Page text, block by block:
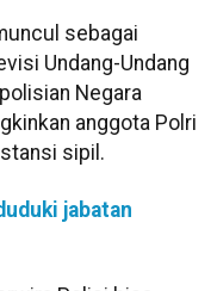
sebagai
Undang-Undang
Negara
anggota Polri
sipil.
jabatan